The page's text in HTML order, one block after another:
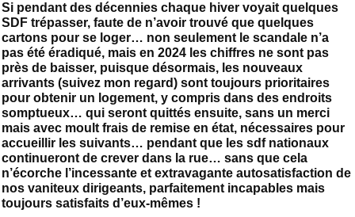
Si pendant des décennies chaque hiver voyait quelques
SDF trépasser, faute de n’avoir trouvé que quelques
cartons pour se loger… non seulement le scandale n’a
pas été éradiqué, mais en 2024 les chiffres ne sont pas
près de baisser, puisque désormais, les nouveaux
arrivants (suivez mon regard) sont toujours prioritaires
pour obtenir un logement, y compris dans des endroits
somptueux… qui seront quittés ensuite, sans un merci
mais avec moult frais de remise en état, nécessaires pour
accueillir les suivants… pendant que les sdf nationaux
continueront de crever dans la rue… sans que cela
n’écorche l’incessante et extravagante autosatisfaction de
nos vaniteux dirigeants, parfaitement incapables mais
toujours satisfaits d’eux-mêmes !